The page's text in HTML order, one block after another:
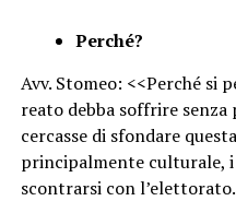
Perché?
Avv. Stomeo: <<Perché si
reato debba soffrire senza
cercasse di sfondare
principalmente culturale,
scontrarsi con